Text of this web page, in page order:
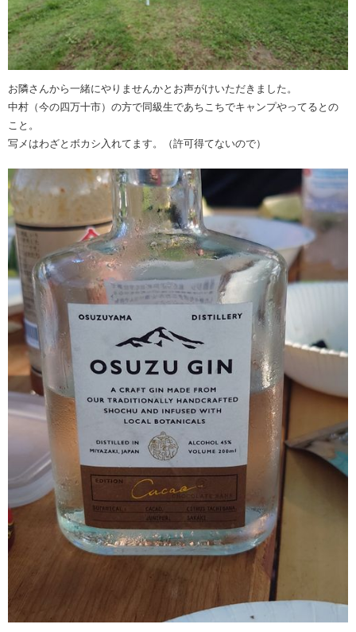
お隣さんから一緒にやりませんかとお声がけいただきました。
中村（今の四万十市）の方で同級生であちこちでキャンプやってるとの
こと。
写メはわざとボカシ入れてます。（許可得てないので）